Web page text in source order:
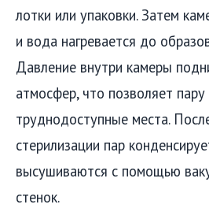
лотки или упаковки. Затем
и вода нагревается до
Давление внутри камеры
атмосфер, что позволяет пару
труднодоступные места.
стерилизации пар
высушиваются с помощью
стенок.